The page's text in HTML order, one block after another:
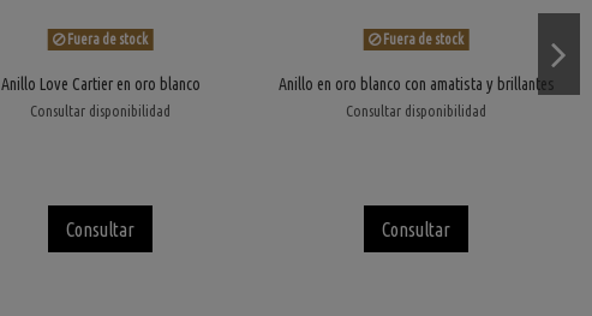
Fuera de stock
Anillo Love Cartier en oro blanco
Consultar disponibilidad
Consultar
Fuera de stock
Anillo en oro blanco con amatista y brillantes
Consultar disponibilidad
Consultar